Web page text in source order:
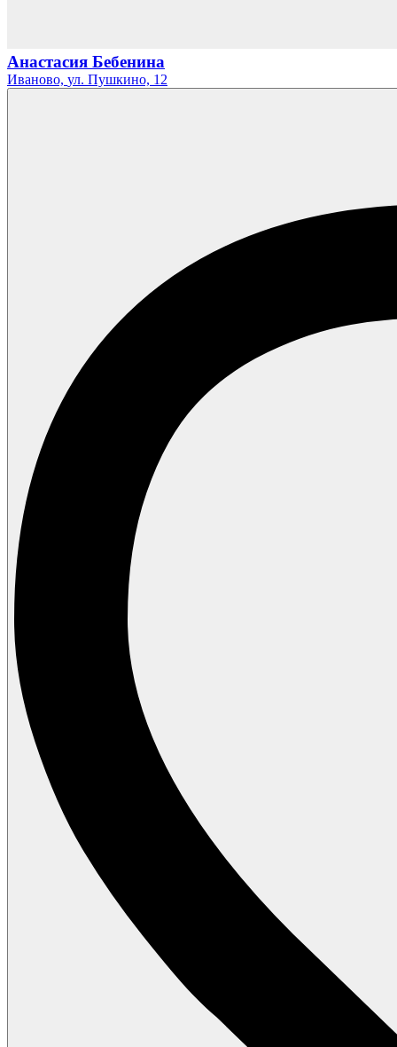
Анастасия Бебенина
Иваново, ул. Пушкино, 12